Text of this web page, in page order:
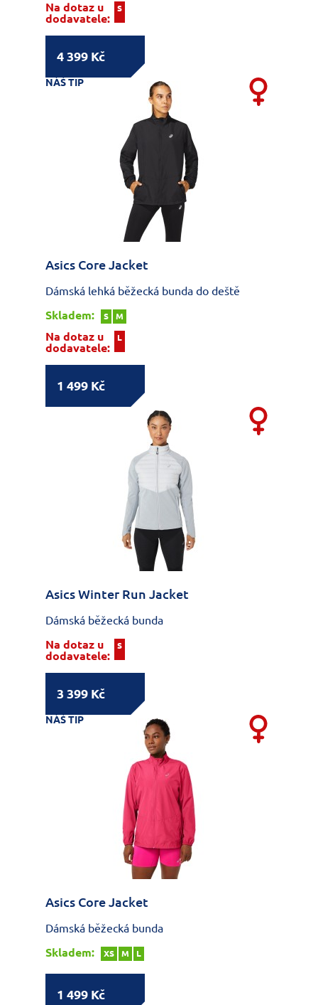
Na dotaz u
dodavatele:
S
4 399 Kč
NÁŠ TIP
Asics Core Jacket
Dámská lehká běžecká bunda do deště
Skladem:
S M
Na dotaz u
dodavatele:
L
1 499 Kč
Asics Winter Run Jacket
Dámská běžecká bunda
Na dotaz u
dodavatele:
S
3 399 Kč
NÁŠ TIP
Asics Core Jacket
Dámská běžecká bunda
Skladem:
XS M L
1 499 Kč